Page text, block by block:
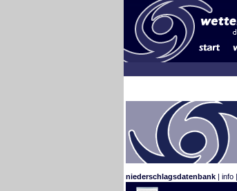
niederschlagsdatenbank| info|